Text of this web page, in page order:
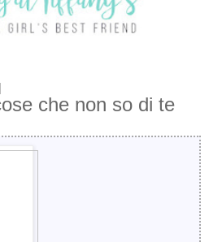
che non so di te